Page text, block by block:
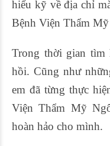
hiểu kỹ về địa chỉ
Bệnh Viện Thẩm
Trong thời gian tìm
hồi. Cũng như
em đã từng thực
Viện Thẩm Mỹ
hoàn hảo cho mình.